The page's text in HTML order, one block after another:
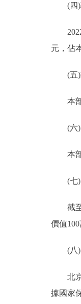
(四)項
2022
元，佔
(五)重
本部
(六)國
本部
(七)
截至
價值
(八)
北京
據國家